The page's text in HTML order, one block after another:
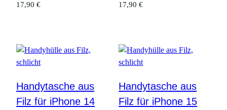
17,90 € 17,90€
Handytasche aus
Filz für iPhone 14
Handytasche aus
Filz für iPhone 15